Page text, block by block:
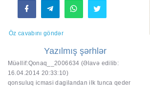
Öz cavabını göndər
Yazılmış şərhlər
Müəllif:Qonaq__2006634 (Əlavə edilib:
16.04.2014 20:33:10)
qonsuluq icmasi dagilandan ilk tunca qeder